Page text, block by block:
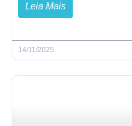
Leia Mais
14/11/2025